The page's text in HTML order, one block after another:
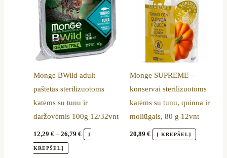
Monge BWild adult
paštetas sterilizuotoms
katėms su tunu ir
daržovėmis 100g 12/32vnt
12,29€ – 26,79€
through
26,79 €
Į
KREPŠELĮ
has
multiple
variants.
The
may
be
chosen
on
the
Monge SUPREME –
konservai sterilizuotoms
katėms su tunu, quinoa ir
moliūgais, 80 g 12vnt
20,89 € Į KREPŠELĮ